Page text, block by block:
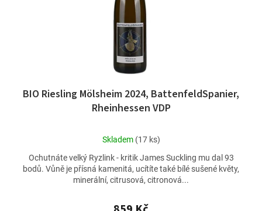
BIO Riesling Mölsheim 2024, BattenfeldSpanier,
Rheinhessen VDP
Průměrné
produktu
je
5,0
5
Skladem (17 ks)
Ochutnáte velký Ryzlink - kritik James Suckling mu dal 93
bodů. Vůně je přísná kamenitá, ucítíte také bílé sušené květy,
minerální, citrusová, citronová...